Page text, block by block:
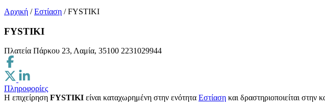
Αρχική / Εστίαση / FYSTIKI
FYSTIKI
Πλατεία Πάρκου 23, Λαμία, 35100 2231029944
Πληροφορίες
Η επιχείρηση FYSTIKI είναι καταχωρημένη στην ενότητα Εστίαση και δραστηριοποιείται στην